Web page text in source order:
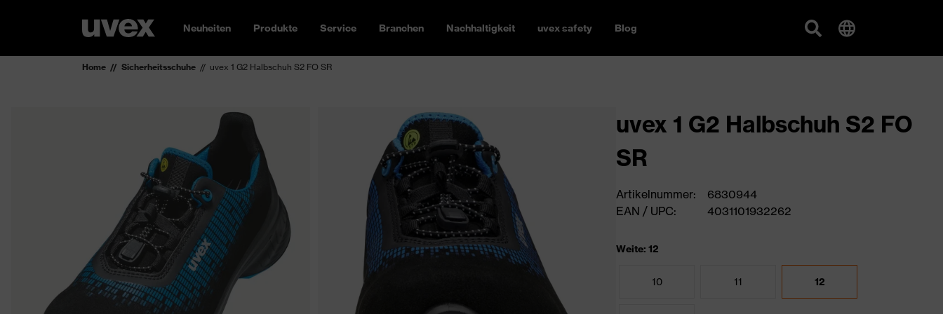
Neuheiten Produkte Service Branchen Nachhaltigkeit uvex safety Blog
Home Sicherheitsschuhe uvex 1 G2 Halbschuh S2 FO SR
uvex 1 G2 Halbschuh S2 FO
SR
Artikelnummer:
6830944
EAN / UPC:
4031101932262
Weite: 12
10 11 12